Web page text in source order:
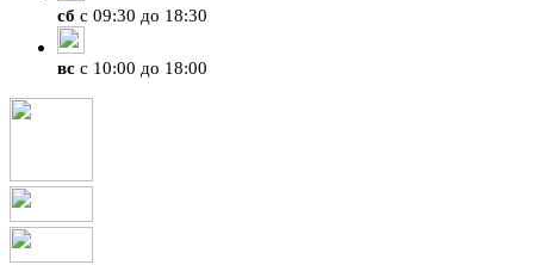
сб с 09:30 до 18:30
вс с 10:00 до 18:00